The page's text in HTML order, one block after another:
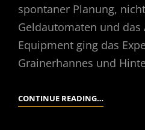
spontaner Planung,
Geldautomaten und das
Equipment ging das
Grainerhannes und
CONTINUE READING…BRUEGGLER